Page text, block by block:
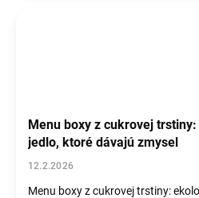
Menu boxy z cukrovej
jedlo, ktoré dávajú zmysel
12.2.2026
Menu boxy z cukrovej trstiny: